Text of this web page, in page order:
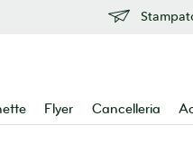
Flyer Cancelleria